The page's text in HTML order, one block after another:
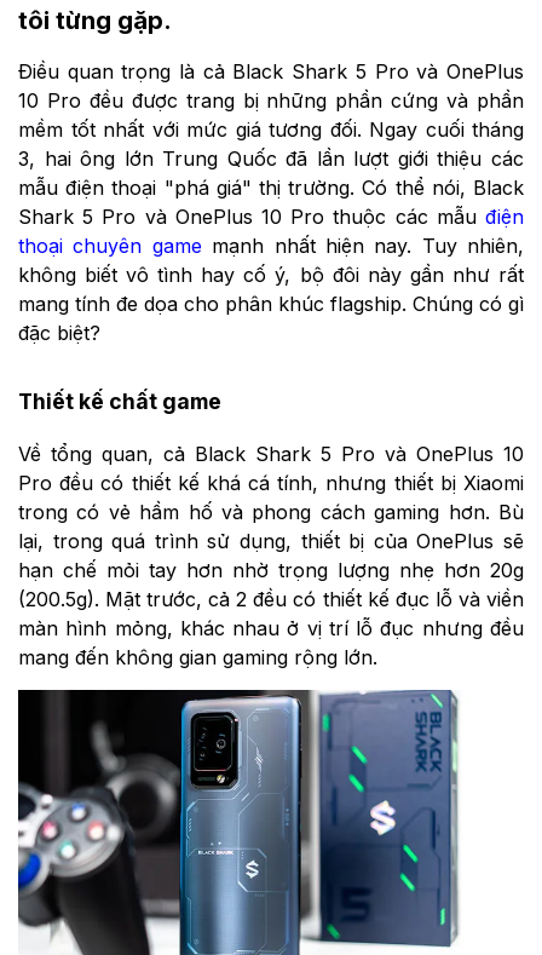
tôi từng gặp.
Điều quan trọng là cả Black Shark 5 Pro và OnePlus
10 Pro đều được trang bị những phần cứng và phần
mềm tốt nhất với mức giá tương đối. Ngay cuối tháng
3, hai ông lớn Trung Quốc đã lần lượt giới thiệu các
mẫu điện thoại "phá giá" thị trường. Có thể nói, Black
Shark 5 Pro và OnePlus 10 Pro thuộc các mẫu điện
thoại chuyên gamemạnh nhất hiện nay. Tuy nhiên,
không biết vô tình hay cố ý, bộ đôi này gần như rất
mang tính đe dọa cho phân khúc flagship. Chúng có gì
đặc biệt?
Thiết kế chất game
Về tổng quan, cả Black Shark 5 Pro và OnePlus 10
Pro đều có thiết kế khá cá tính, nhưng thiết bị Xiaomi
trong có vẻ hầm hố và phong cách gaming hơn. Bù
lại, trong quá trình sử dụng, thiết bị của OnePlus sẽ
hạn chế mỏi tay hơn nhờ trọng lượng nhẹ hơn 20g
(200.5g). Mặt trước, cả 2 đều có thiết kế đục lỗ và viền
màn hình mỏng, khác nhau ở vị trí lỗ đục nhưng đều
mang đến không gian gaming rộng lớn.